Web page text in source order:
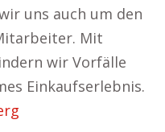
uns auch um den
Mit
wir Vorfälle
Einkaufserlebnis.